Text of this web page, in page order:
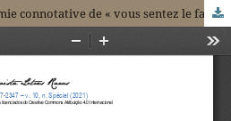
Réflexions sur la polysémie connotative de « vous sentez le fauve » (Genet) et sur sa traduction en portugais